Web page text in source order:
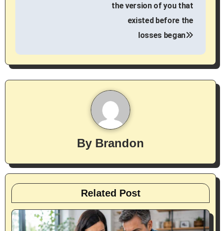
a
t
the version of you that
existed before the
losses began
By Brandon
Related Post